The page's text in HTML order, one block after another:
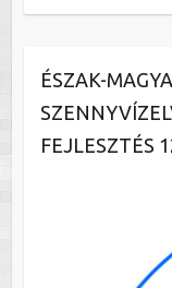
ÉSZAK-
FEJLESZTÉS